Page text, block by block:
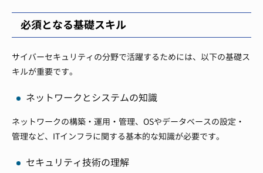
必須となる基礎スキル
サイバーセキュリティの分野で活躍するためには、以下の基礎ス
キルが重要です。
ネットワークとシステムの知識
ネットワークの構築・運用・管理、OSやデータベースの設定・
管理など、ITインフラに関する基本的な知識が必要です。
セキュリティ技術の理解